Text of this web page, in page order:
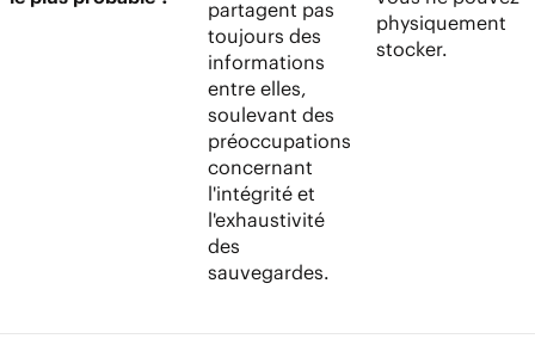
partagent pas
toujours des
informations
entre elles,
soulevant des
préoccupations
concernant
l'intégrité et
l'exhaustivité
des
sauvegardes.
physiquement
stocker.